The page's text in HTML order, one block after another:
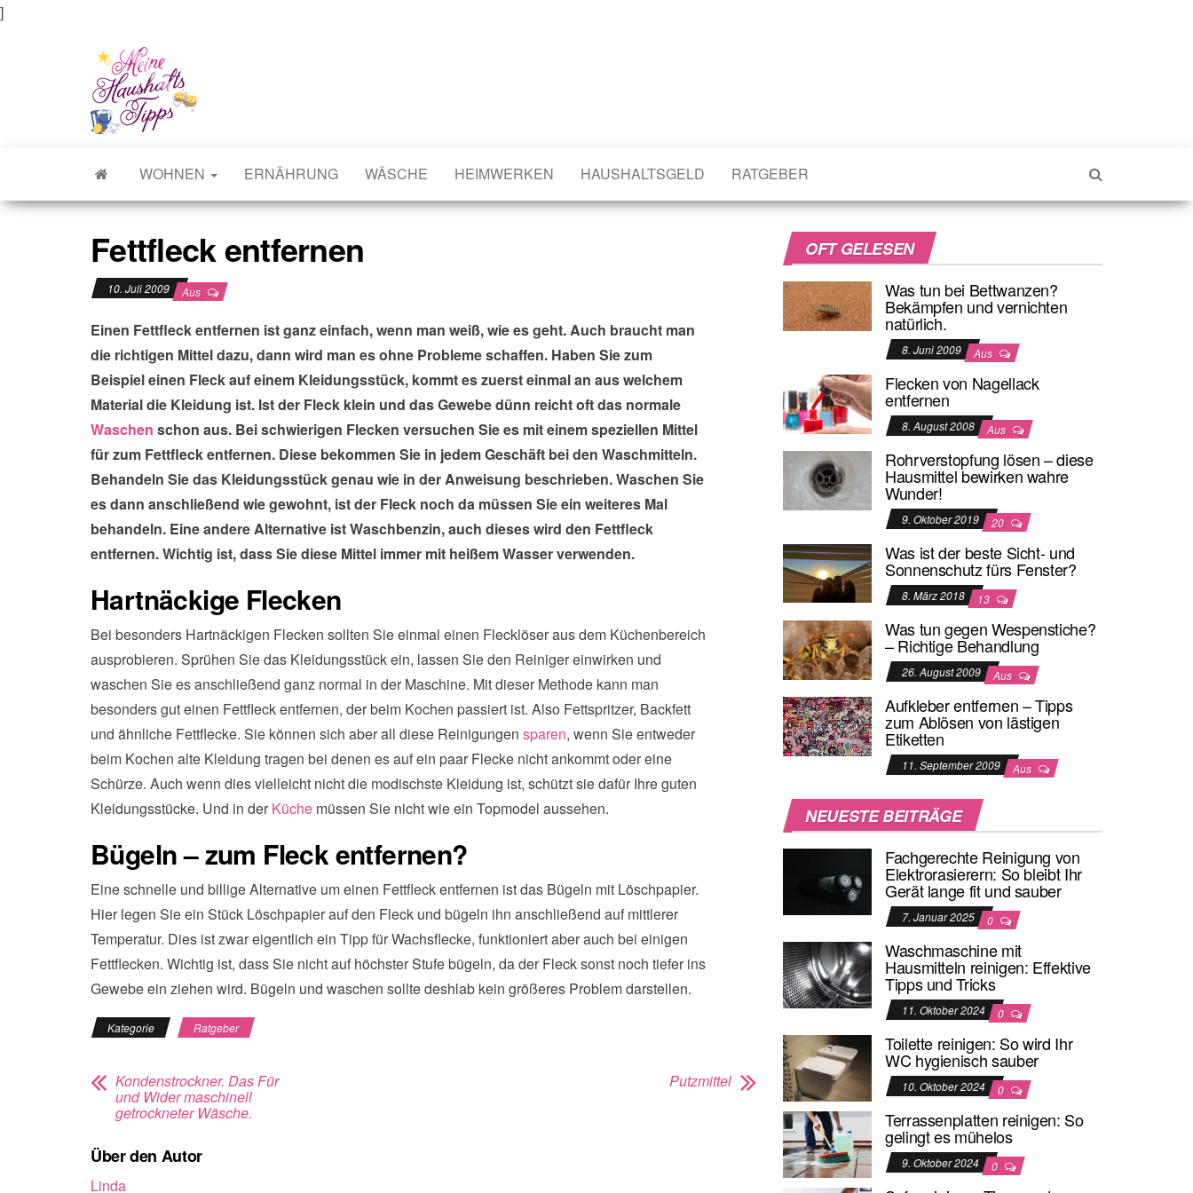
]
Meine Haushaltstipps
Das bisschen Haushalt . . .
WOHNEN ERNÄHRUNG WÄSCHE HEIMWERKEN HAUSHALTSGELD RATGEBER
Fettfleck entfernen
10. Juli 2009 Aus
Einen Fettfleck entfernen ist ganz einfach, wenn man weiß, wie es geht. Auch braucht man
die richtigen Mittel dazu, dann wird man es ohne Probleme schaffen. Haben Sie zum
Beispiel einen Fleck auf einem Kleidungsstück, kommt es zuerst einmal an aus welchem
Material die Kleidung ist. Ist der Fleck klein und das Gewebe dünn reicht oft das normale
Waschen schon aus. Bei schwierigen Flecken versuchen Sie es mit einem speziellen Mittel
für zum Fettfleck entfernen. Diese bekommen Sie in jedem Geschäft bei den Waschmitteln.
Behandeln Sie das Kleidungsstück genau wie in der Anweisung beschrieben. Waschen Sie
es dann anschließend wie gewohnt, ist der Fleck noch da müssen Sie ein weiteres Mal
behandeln. Eine andere Alternative ist Waschbenzin, auch dieses wird den Fettfleck
entfernen. Wichtig ist, dass Sie diese Mittel immer mit heißem Wasser verwenden.
Hartnäckige Flecken
Bei besonders Hartnäckigen Flecken sollten Sie einmal einen Flecklöser aus dem Küchenbereich
ausprobieren. Sprühen Sie das Kleidungsstück ein, lassen Sie den Reiniger einwirken und
waschen Sie es anschließend ganz normal in der Maschine. Mit dieser Methode kann man
besonders gut einen Fettfleck entfernen, der beim Kochen passiert ist. Also Fettspritzer, Backfett
und ähnliche Fettflecke. Sie können sich aber all diese Reinigungen sparen, wenn Sie entweder
beim Kochen alte Kleidung tragen bei denen es auf ein paar Flecke nicht ankommt oder eine
Schürze. Auch wenn dies vielleicht nicht die modischste Kleidung ist, schützt sie dafür Ihre guten
Kleidungsstücke. Und in der Küche müssen Sie nicht wie ein Topmodel aussehen.
Bügeln – zum Fleck entfernen?
Eine schnelle und billige Alternative um einen Fettfleck entfernen ist das Bügeln mit Löschpapier.
Hier legen Sie ein Stück Löschpapier auf den Fleck und bügeln ihn anschließend auf mittlerer
Temperatur. Dies ist zwar eigentlich ein Tipp für Wachsflecke, funktioniert aber auch bei einigen
Fettflecken. Wichtig ist, dass Sie nicht auf höchster Stufe bügeln, da der Fleck sonst noch tiefer ins
Gewebe ein ziehen wird. Bügeln und waschen sollte deshlab kein größeres Problem darstellen.
Kategorie Ratgeber
Kondenstrockner. Das Für
und Wider maschinell
getrockneter Wäsche.
Putzmittel
Über den Autor
Linda
OFT GELESEN
Was tun bei Bettwanzen?
Bekämpfen und vernichten
natürlich.
8. Juni 2009 Aus
Flecken von Nagellack
entfernen
8. August 2008 Aus
Rohrverstopfung lösen – diese
Hausmittel bewirken wahre
Wunder!
9. Oktober 2019 20
Was ist der beste Sicht- und
Sonnenschutz fürs Fenster?
8. März 2018 13
Was tun gegen Wespenstiche?
– Richtige Behandlung
26. August 2009 Aus
Aufkleber entfernen – Tipps
zum Ablösen von lästigen
Etiketten
11. September 2009 Aus
NEUESTE BEITRÄGE
Fachgerechte Reinigung von
Elektrorasierern: So bleibt Ihr
Gerät lange fit und sauber
7. Januar 2025 0
Waschmaschine mit
Hausmitteln reinigen: Effektive
Tipps und Tricks
11. Oktober 2024 0
Toilette reinigen: So wird Ihr
WC hygienisch sauber
10. Oktober 2024 0
Terrassenplatten reinigen: So
gelingt es mühelos
9. Oktober 2024 0